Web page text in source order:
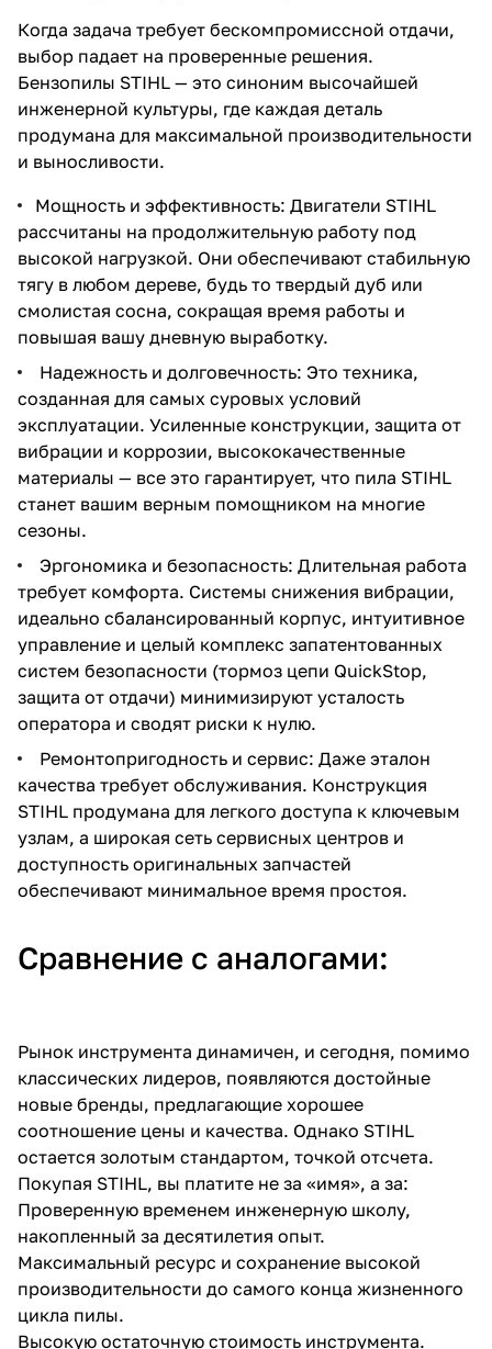
Когда задача требует бескомпромиссной отдачи,
выбор падает на проверенные решения.
Бензопилы STIHL — это синоним высочайшей
инженерной культуры, где каждая деталь
продумана для максимальной производительности
и выносливости.
Мощность и эффективность: Двигатели STIHL
рассчитаны на продолжительную работу под
высокой нагрузкой. Они обеспечивают стабильную
тягу в любом дереве, будь то твердый дуб или
смолистая сосна, сокращая время работы и
повышая вашу дневную выработку.
Надежность и долговечность: Это техника,
созданная для самых суровых условий
эксплуатации. Усиленные конструкции, защита от
вибрации и коррозии, высококачественные
материалы — все это гарантирует, что пила STIHL
станет вашим верным помощником на многие
сезоны.
Эргономика и безопасность: Длительная работа
требует комфорта. Системы снижения вибрации,
идеально сбалансированный корпус, интуитивное
управление и целый комплекс запатентованных
систем безопасности (тормоз цепи QuickStop,
защита от отдачи) минимизируют усталость
оператора и сводят риски к нулю.
Ремонтопригодность и сервис: Даже эталон
качества требует обслуживания. Конструкция
STIHL продумана для легкого доступа к ключевым
узлам, а широкая сеть сервисных центров и
доступность оригинальных запчастей
обеспечивают минимальное время простоя.
Сравнение с аналогами:
Рынок инструмента динамичен, и сегодня, помимо
классических лидеров, появляются достойные
новые бренды, предлагающие хорошее
соотношение цены и качества. Однако STIHL
остается золотым стандартом, точкой отсчета.
Покупая STIHL, вы платите не за «имя», а за:
Проверенную временем инженерную школу,
накопленный за десятилетия опыт.
Максимальный ресурс и сохранение высокой
производительности до самого конца жизненного
цикла пилы.
Высокую остаточную стоимость инструмента.
раз в 2 недели